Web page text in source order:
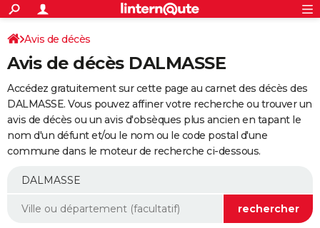
ACTUALITÉS
Politique
Société
Faits Divers
Education
Monde
Villes
+
SPORT
Coupe du monde 2026
Football
Tennis
Cyclisme
Rugby
Forum
Programme TV
TNT
Streaming
Cinéma
Sorties cinéma
Musique
+
FINANCE
Retraite
Epargne
Immobilier
Risques naturels par ville
Banque
Assurance
AUTO
Essais
Réserver un essai
Citadines
Berlines
SUV
Forum auto
+
Mobiles
Meilleur smartphone
Internet
Ordinateurs
Jeux vidéo
Guide high-tech
Aménagement intérieur
Avis de décès
Avis de décès DALMASSE
Accédez gratuitement sur cette page au carnet des décès des
DALMASSE. Vous pouvez affiner votre recherche ou trouver un
avis de décès ou un avis d'obsèques plus ancien en tapant le
nom d'un défunt et/ou le nom ou le code postal d'une
commune dans le moteur de recherche ci-dessous.